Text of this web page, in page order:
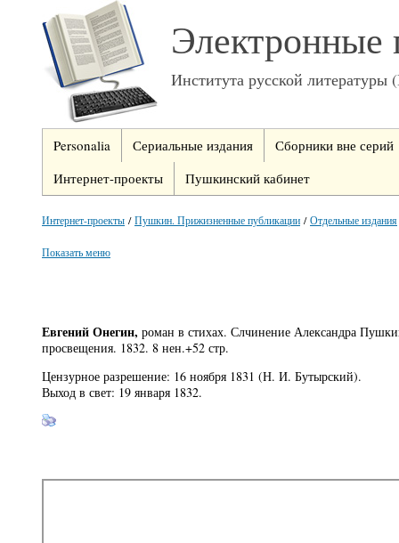
Электронные
Института русской
Personalia Сериальные издания
Сборники вне серий
Интернет-проекты
Пушкинский кабинет
Интернет-проекты /Пушкин. Прижизненные публикации /Отдельные издания
Показать меню
Евгений Онегин, роман в стихах. Слчинение Александра
просвещения. 1832. 8 нен.+52 стр.
Цензурное разрешение: 16 ноября 1831 (Н. И. Бутырский).
Выход в свет: 19 января 1832.